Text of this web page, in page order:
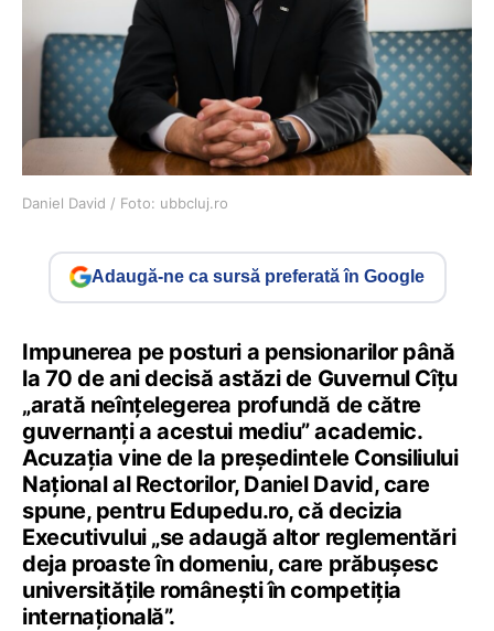
Daniel David / Foto: ubbcluj.ro
Adaugă-ne ca sursă preferată în Google
Impunerea pe posturi a pensionarilor până
la 70 de ani decisă astăzi de Guvernul Cîțu
„arată neînțelegerea profundă de către
guvernanți a acestui mediu” academic.
Acuzația vine de la președintele Consiliului
Național al Rectorilor, Daniel David, care
spune, pentru Edupedu.ro, că decizia
Executivului „se adaugă altor reglementări
deja proaste în domeniu, care prăbușesc
universitățile românești în competiția
internațională”.